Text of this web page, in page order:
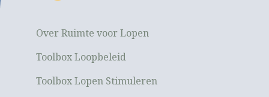
Over Ruimte voor Lopen
Toolbox Loopbeleid
Toolbox Lopen Stimuleren